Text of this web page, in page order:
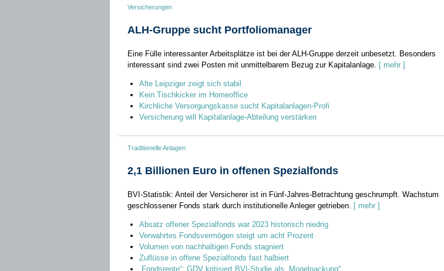
Versicherungen
ALH-Gruppe sucht Portfoliomanager
Eine Fülle interessanter Arbeitsplätze ist bei der ALH-Gruppe derzeit unbesetzt. Besonders
interessant sind zwei Posten mit unmittelbarem Bezug zur Kapitalanlage. [ mehr ]
Alte Leipziger zeigt sich stabil
Kein Tischkicker im Homeoffice
Kirchliche Versorgungskasse sucht Kapitalanlagen-Profi
Versicherung will Kapitalanlage-Abteilung verstärken
Traditionelle Anlagen
2,1 Billionen Euro in offenen Spezialfonds
BVI-Statistik: Anteil der Versicherer ist in Fünf-Jahres-Betrachtung geschrumpft. Wachstum
geschlossener Fonds stark durch institutionelle Anleger getrieben. [ mehr ]
Absatz offener Spezialfonds war 2023 historisch niedrig
Verwahrtes Fondsvermögen steigt um acht Prozent
Volumen von nachhaltigen Fonds stagniert
Zuflüsse in offene Spezialfonds fast halbiert
„Fondsrente“: GDV kritisiert BVI-Studie als „Mogelpackung“